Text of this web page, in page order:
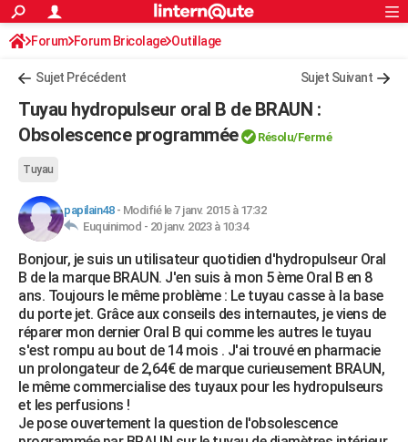
ACTUALITÉS
Politique
Société
Faits Divers
Education
Monde
Villes
+
Programme TV
TNTStreaming
Cinéma
Sorties cinéma
Musique
+FINANCE
Retraite
Impôts
Epargne
Immobilier
Risques naturels par ville
Banque
Assurance
Crédit
AUTO
Essais
Réserver un essai
Citadines
Berlines
SUV
Forum auto
HIGH-TECH
Mobiles
Meilleur smartphone
Internet
Ordinateurs
Jeux vidéo
Guide high-tech
BRICOLAGE
Forum
Aménagement intérieur
Extérieur
Cuisine
Salle de bains
Jardinage
Rangement
WEEK-END
Guides de France
Escapades
Patrimoine
Expositions
Musées
Week-end nature
+LIFESTYLE
Art de vivre
Bien-être
Loisirs
Mode
Modes de vie
SANTE
Alimentation
Guide de la santé
Maladies
Médicaments
Sommeil
VOYAGE
Destinations
City break
Voyage nature
Voyage de noces
Forum
Climat
+PHOTO
S'inscrire
Connexion
Forum Forum Bricolage Outillage
Sujet Précédent Sujet Suivant
Tuyau hydropulseur oral B de BRAUN :
Obsolescence programmée
Résolu/Fermé
Tuyau
papilain48- Modifié le 7 janv. 2015 à 17:32
Euquinimod - 20 janv. 2023 à 10:34
Bonjour, je suis un utilisateur quotidien d'hydropulseur Oral
B de la marque BRAUN. J'en suis à mon 5 ème Oral B en 8
ans. Toujours le même problème : Le tuyau casse à la base
du porte jet. Grâce aux conseils des internautes, je viens de
réparer mon dernier Oral B qui comme les autres le tuyau
s'est rompu au bout de 14 mois . J'ai trouvé en pharmacie
un prolongateur de 2,64€ de marque curieusement BRAUN,
le même commercialise des tuyaux pour les hydropulseurs
et les perfusions !
Je pose ouvertement la question de l'obsolescence